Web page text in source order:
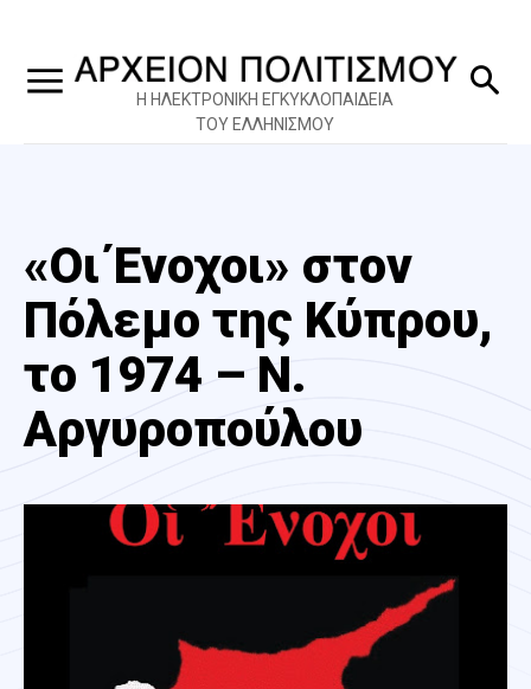
Η ΗΛΕΚΤΡΟΝΙΚΗ ΕΓΚΥΚΛΟΠΑΙΔΕΙΑ
ΤΟΥ ΕΛΛΗΝΙΣΜΟΥ
«Οι Ένοχοι» στον
Πόλεμο της Κύπρου,
το 1974 – Ν.
Αργυροπούλου